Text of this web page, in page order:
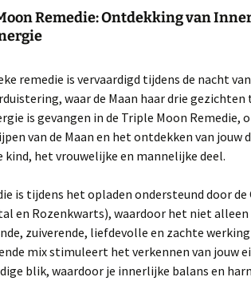
Remedie: Ontdekking van
remedie is vervaardigd tijdens de nacht
waar de Maan haar drie gezichten
is gevangen in de Triple Moon
van de Maan en het ontdekken van jouw
kind, het vrouwelijke en mannelijke deel.
is tijdens het opladen ondersteund door
en Rozenkwarts), waardoor het niet alleen
zuiverende, liefdevolle en zachte
mix stimuleert het verkennen van jouw
blik, waardoor je innerlijke balans en